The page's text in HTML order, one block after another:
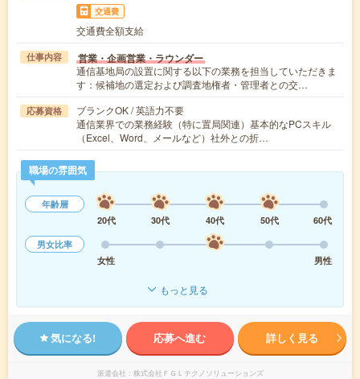
交通費
交通費全額支給
仕事内容 営業・企画営業・ラウンダー
通信基地局の設置に関する以下の業務を担当していただきま
す：候補地の選定および調査地権者・管理者との交…
応募資格
ブランクOK / 英語力不要
通信業界での業務経験（特に置局関連）基本的なPCスキル
（Excel、Word、メールなど）社外との折…
職場の雰囲気
年齢層
20代
30代 40代 50代
60代
男女比率
女性
男性
もっと見る
気になる! 応募へ進む 詳しく見る
派遣会社 株式会社ＦＧＬテクノソリューションズ